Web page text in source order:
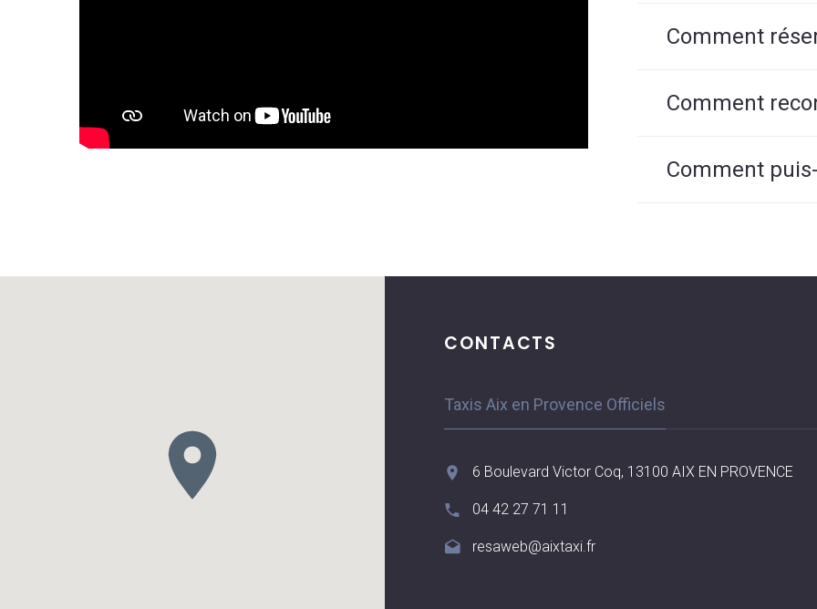
Comment
Comment
Comment
CONTACTS
Taxis Aix en Provence Officiels
6 Boulevard Victor Coq, 13100 AIX EN PROVENCE
04 42 27 71 11
resaweb@aixtaxi.fr